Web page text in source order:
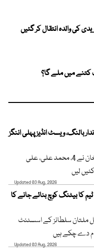
کی والدہ انتقال کر گئیں
کتنے میں ملے گا؟
بالنگ، ویسٹ انڈیز پہلی اننگز
پاکستان کی جانب سے ساجد خان نے 4، محمد علی، علی
لیں
Updated 03 Aug, 2026
کا بیٹنگ کوچ بنائے جانے کا
ملتان سلطانز کے اسسٹنٹ
دے چکے ہیں
Updated 03 Aug, 2026